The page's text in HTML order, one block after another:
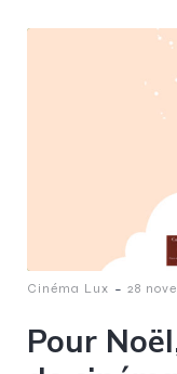
Cinéma Lux - 28
Pour